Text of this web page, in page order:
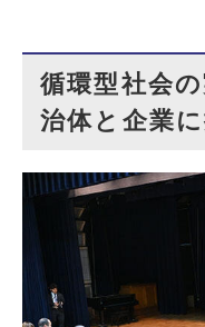
循環型社会
治体と企業